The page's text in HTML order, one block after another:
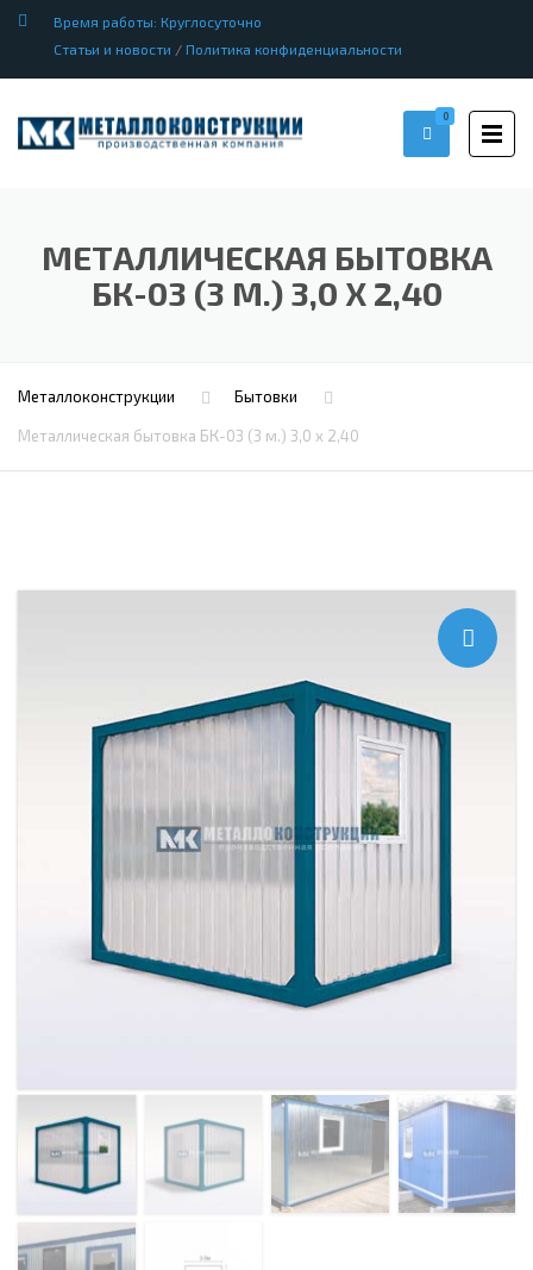
Время работы: Круглосуточно
Статьи и новости / Политика конфиденциальности
0
МЕТАЛЛИЧЕСКАЯ БЫТОВКА
БК-03 (3 М.) 3,0 Х 2,40
Металлоконструкции Бытовки
Металлическая бытовка БК-03 (3 м.) 3,0 х 2,40